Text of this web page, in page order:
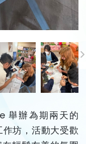
舉辦為期兩天的
坊，活動大受歡